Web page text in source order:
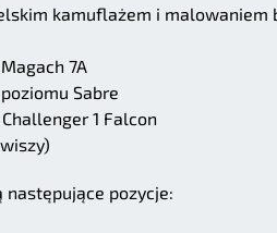
kamuflażem i malowaniem
7A
Sabre
1 Falcon
następujące pozycje: